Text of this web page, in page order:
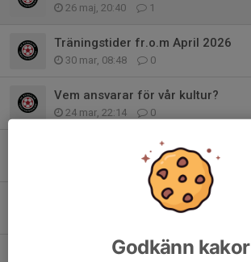
26 maj, 20:40 1
Träningstider fr.o.m April 2026
30 mar, 08:48 0
Vem ansvarar för vår kultur?
24 mar, 22:14 0
Info kommande cuper
1
Träning under Sportlovet
JulavslutningGodkänn kakor